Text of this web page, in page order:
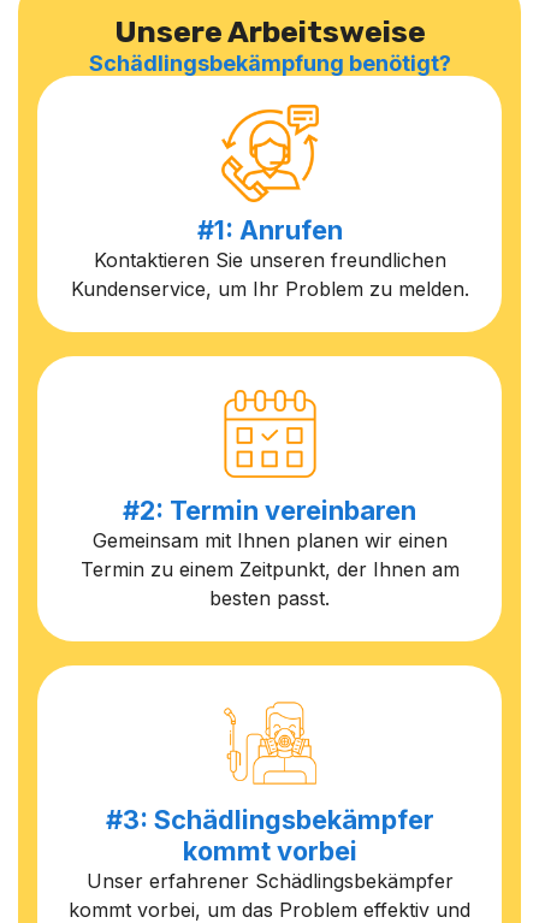
Unsere Arbeitsweise
Schädlingsbekämpfung benötigt?
#1: Anrufen
Kontaktieren Sie unseren freundlichen
Kundenservice, um Ihr Problem zu melden.
#2: Termin vereinbaren
Gemeinsam mit Ihnen planen wir einen
Termin zu einem Zeitpunkt, der Ihnen am
besten passt.
#3: Schädlingsbekämpfer
kommt vorbei
Unser erfahrener Schädlingsbekämpfer
kommt vorbei, um das Problem effektiv und